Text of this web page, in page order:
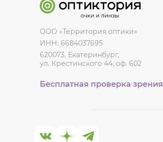
ООО «Территория оптики»
ИНН: 6684037695
620073, Екатеринбург,
ул. Крестинского 44, оф. 602
Бесплатная проверка зрения